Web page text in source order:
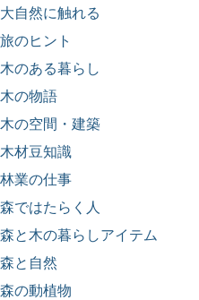
大自然に触れる
旅のヒント
木のある暮らし
木の物語
木の空間・建築
木材豆知識
林業の仕事
森ではたらく人
森と木の暮らしアイテム
森と自然
森の動植物